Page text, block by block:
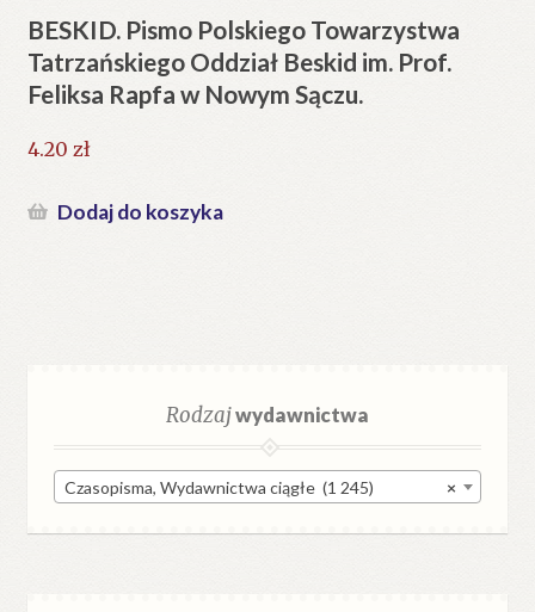
BESKID. Pismo Polskiego Towarzystwa
Tatrzańskiego Oddział Beskid im. Prof.
Feliksa Rapfa w Nowym Sączu.
4.20 zł
Dodaj do koszyka
Rodzajwydawnictwa
×
Czasopisma, Wydawnictwa ciągłe (1 245)